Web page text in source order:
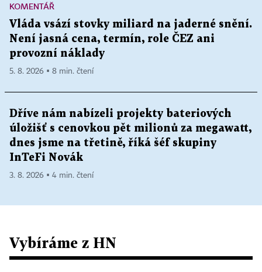
KOMENTÁŘ
Vláda vsází stovky miliard na jaderné snění.
Není jasná cena, termín, role ČEZ ani
provozní náklady
5. 8. 2026 ▪ 8 min. čtení
Dříve nám nabízeli projekty bateriových
úložišť s cenovkou pět milionů za megawatt,
dnes jsme na třetině, říká šéf skupiny
InTeFi Novák
3. 8. 2026 ▪ 4 min. čtení
Vybíráme z HN